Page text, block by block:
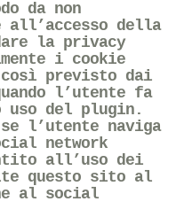
da non
all’accesso della
la privacy
i cookie
così previsto dai
l’utente fa
del plugin.
l’utente naviga
network
all’uso dei
questo sito al
al social